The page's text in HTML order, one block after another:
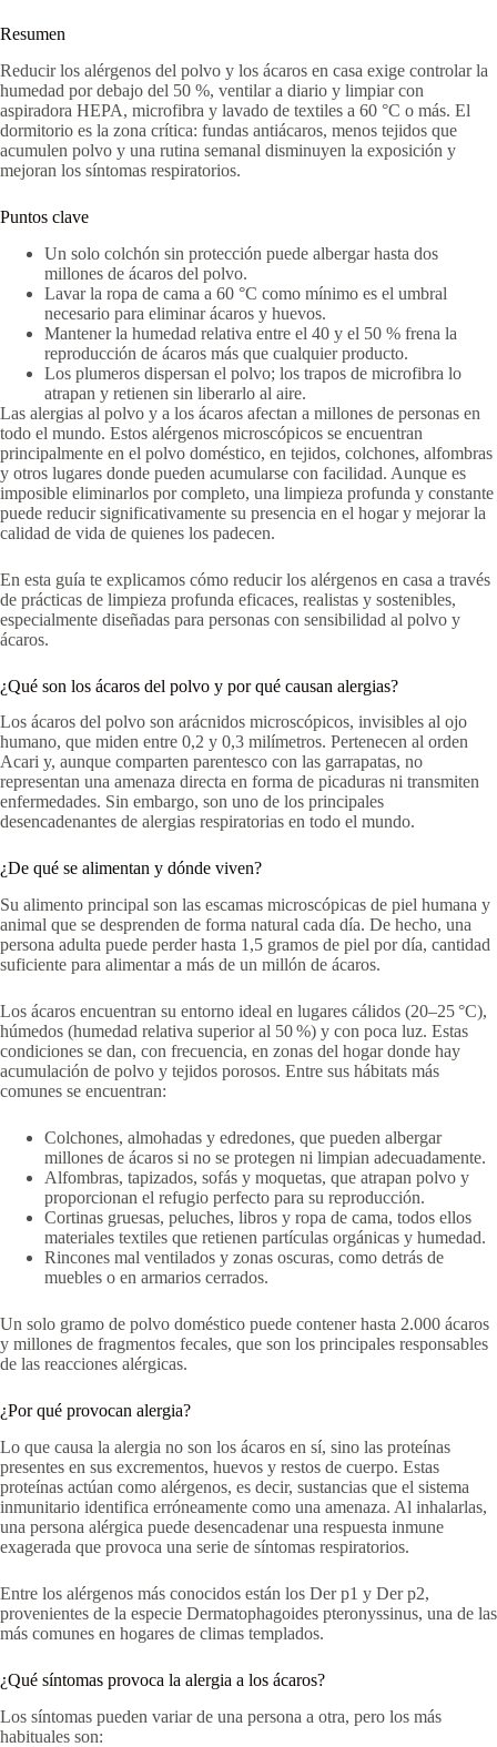
Resumen
Reducir los alérgenos del polvo y los ácaros en casa exige controlar la
humedad por debajo del 50 %, ventilar a diario y limpiar con
aspiradora HEPA, microfibra y lavado de textiles a 60 °C o más. El
dormitorio es la zona crítica: fundas antiácaros, menos tejidos que
acumulen polvo y una rutina semanal disminuyen la exposición y
mejoran los síntomas respiratorios.
Puntos clave
Un solo colchón sin protección puede albergar hasta dos
millones de ácaros del polvo.
Lavar la ropa de cama a 60 °C como mínimo es el umbral
necesario para eliminar ácaros y huevos.
Mantener la humedad relativa entre el 40 y el 50 % frena la
reproducción de ácaros más que cualquier producto.
Los plumeros dispersan el polvo; los trapos de microfibra lo
atrapan y retienen sin liberarlo al aire.
Las alergias al polvo y a los ácaros afectan a millones de personas en
todo el mundo. Estos alérgenos microscópicos se encuentran
principalmente en el polvo doméstico, en tejidos, colchones, alfombras
y otros lugares donde pueden acumularse con facilidad. Aunque es
imposible eliminarlos por completo, una limpieza profunda y constante
puede reducir significativamente su presencia en el hogar y mejorar la
calidad de vida de quienes los padecen.
En esta guía te explicamos cómo reducir los alérgenos en casa a través
de prácticas de limpieza profunda eficaces, realistas y sostenibles,
especialmente diseñadas para personas con sensibilidad al polvo y
ácaros.
¿Qué son los ácaros del polvo y por qué causan alergias?
Los ácaros del polvo son arácnidos microscópicos, invisibles al ojo
humano, que miden entre 0,2 y 0,3 milímetros. Pertenecen al orden
Acari y, aunque comparten parentesco con las garrapatas, no
representan una amenaza directa en forma de picaduras ni transmiten
enfermedades. Sin embargo, son uno de los principales
desencadenantes de alergias respiratorias en todo el mundo.
¿De qué se alimentan y dónde viven?
Su alimento principal son las escamas microscópicas de piel humana y
animal que se desprenden de forma natural cada día. De hecho, una
persona adulta puede perder hasta 1,5 gramos de piel por día, cantidad
suficiente para alimentar a más de un millón de ácaros.
Los ácaros encuentran su entorno ideal en lugares cálidos (20–25 °C),
húmedos (humedad relativa superior al 50 %) y con poca luz. Estas
condiciones se dan, con frecuencia, en zonas del hogar donde hay
acumulación de polvo y tejidos porosos. Entre sus hábitats más
comunes se encuentran:
Colchones, almohadas y edredones, que pueden albergar
millones de ácaros si no se protegen ni limpian adecuadamente.
Alfombras, tapizados, sofás y moquetas, que atrapan polvo y
proporcionan el refugio perfecto para su reproducción.
Cortinas gruesas, peluches, libros y ropa de cama, todos ellos
materiales textiles que retienen partículas orgánicas y humedad.
Rincones mal ventilados y zonas oscuras, como detrás de
muebles o en armarios cerrados.
Un solo gramo de polvo doméstico puede contener hasta 2.000 ácaros
y millones de fragmentos fecales, que son los principales responsables
de las reacciones alérgicas.
¿Por qué provocan alergia?
Lo que causa la alergia no son los ácaros en sí, sino las proteínas
presentes en sus excrementos, huevos y restos de cuerpo. Estas
proteínas actúan como alérgenos, es decir, sustancias que el sistema
inmunitario identifica erróneamente como una amenaza. Al inhalarlas,
una persona alérgica puede desencadenar una respuesta inmune
exagerada que provoca una serie de síntomas respiratorios.
Entre los alérgenos más conocidos están los Der p1 y Der p2,
provenientes de la especie Dermatophagoides pteronyssinus, una de las
más comunes en hogares de climas templados.
¿Qué síntomas provoca la alergia a los ácaros?
Los síntomas pueden variar de una persona a otra, pero los más
habituales son: